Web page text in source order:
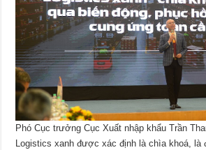
Phó Cục trưởng Cục Xuất nhập khẩu Trần
Logistics xanh được xác định là chìa khoá, là